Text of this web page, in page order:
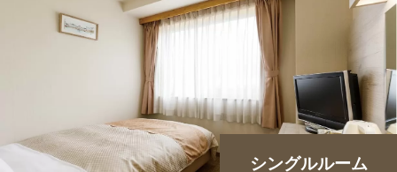
シングルルーム